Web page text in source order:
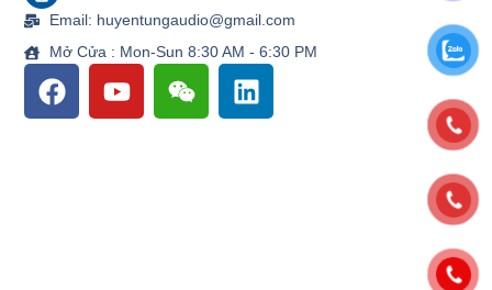
Email: huyentungaudio@gmail.com
Mở Cửa : Mon-Sun 8:30 AM - 6:30 PM